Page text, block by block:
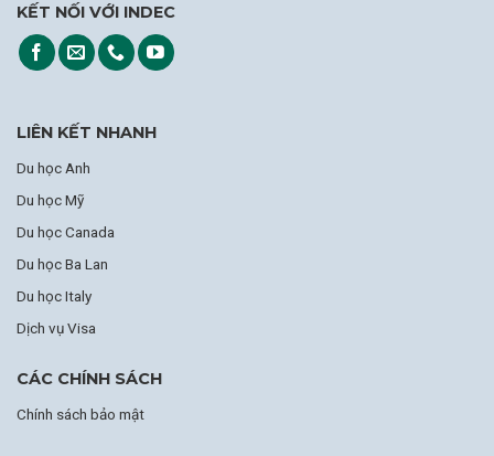
KẾT NỐI VỚI INDEC
LIÊN KẾT NHANH
Du học Anh
Du học Mỹ
Du học Canada
Du học Ba Lan
Du học Italy
Dịch vụ Visa
CÁC CHÍNH SÁCH
Chính sách bảo mật